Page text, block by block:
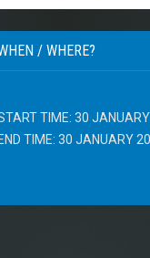
/ WHERE?
TIME: 30
END TIME: 30 JANUARY